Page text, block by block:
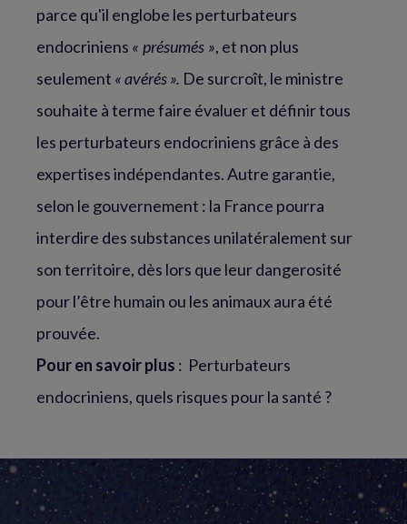
parce qu'il englobe les perturbateurs
endocriniens « présumés », et non plus
seulement « avérés ». De surcroît, le ministre
souhaite à terme faire évaluer et définir tous
les perturbateurs endocriniens grâce à des
expertises indépendantes. Autre garantie,
selon le gouvernement : la France pourra
interdire des substances unilatéralement sur
son territoire, dès lors que leur dangerosité
pour l’être humain ou les animaux aura été
prouvée.
Pour en savoir plus : Perturbateurs
endocriniens, quels risques pour la santé ?